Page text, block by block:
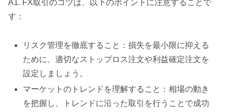
A1. FX取引のコツは、以下のポイントに注意することで
す：
リスク管理を徹底すること：損失を最小限に抑える
ために、適切なストップロス注文や利益確定注文を
設定しましょう。
マーケットのトレンドを理解すること：相場の動き
を把握し、トレンドに沿った取引を行うことで成功